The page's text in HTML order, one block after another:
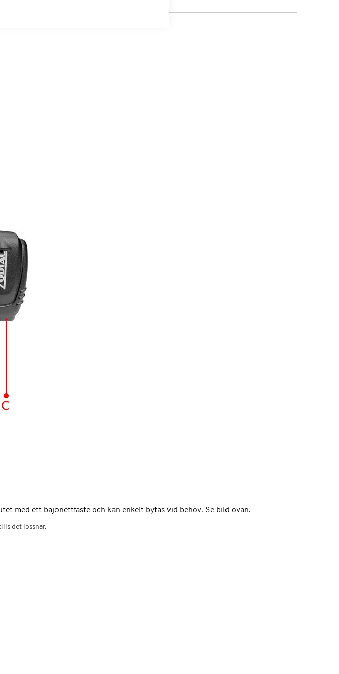
med ett bajonettfäste och kan enkelt bytas vid behov. Se bild ovan.
det lossnar.